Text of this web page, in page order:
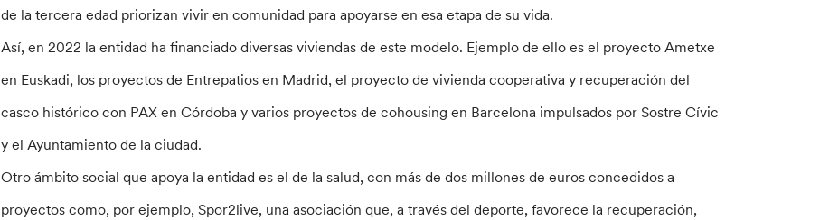
de la tercera edad priorizan vivir en comunidad para apoyarse en esa etapa de su vida.
Así, en 2022 la entidad ha financiado diversas viviendas de este modelo. Ejemplo de ello es el proyecto Ametxe
en Euskadi, los proyectos de Entrepatios en Madrid, el proyecto de vivienda cooperativa y recuperación del
casco histórico con PAX en Córdoba y varios proyectos de cohousing en Barcelona impulsados por Sostre Cívic
y el Ayuntamiento de la ciudad.
Otro ámbito social que apoya la entidad es el de la salud, con más de dos millones de euros concedidos a
proyectos como, por ejemplo, Spor2live, una asociación que, a través del deporte, favorece la recuperación,